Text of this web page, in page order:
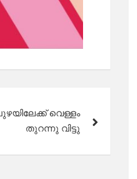
വെള്ളം
തുറന്നു വിട്ടു